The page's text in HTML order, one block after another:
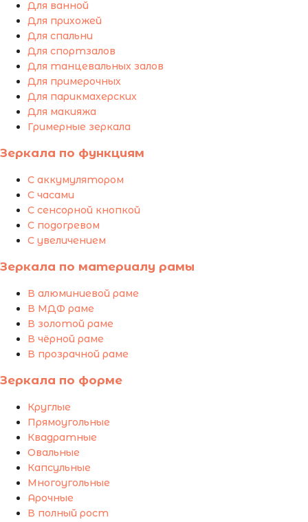
Для ванной
Для прихожей
Для спальни
Для спортзалов
Для танцевальных залов
Для примерочных
Для парикмахерских
Для макияжа
Гримерные зеркала
Зеркала по функциям
С аккумулятором
С часами
С сенсорной кнопкой
С подогревом
С увеличением
Зеркала по материалу рамы
В алюминиевой раме
В МДФ раме
В золотой раме
В чёрной раме
В прозрачной раме
Зеркала по форме
Круглые
Прямоугольные
Квадратные
Овальные
Капсульные
Многоугольные
Арочные
В полный рост